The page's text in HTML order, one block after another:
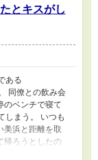
とキスがし
ある
同僚との飲み会
のベンチで寝て
しまう。 いつも
美浜と距離を取
帰ろうとしたの
ったことにし